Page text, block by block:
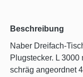
Beschreibung
Naber Dreifach-
Plugstecker. L 3000
schräg angeordnet